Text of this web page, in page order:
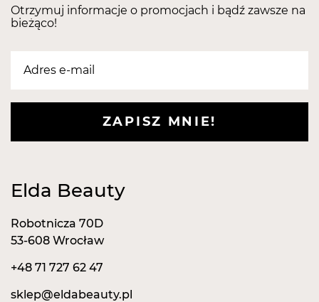
Otrzymuj informacje o promocjach i bądź zawsze na
bieżąco!
ZAPISZ MNIE!
Elda Beauty
Robotnicza 70D
53-608 Wrocław
+48 71 727 62 47
sklep@eldabeauty.pl